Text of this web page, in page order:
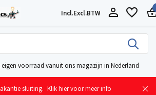
Incl.Excl.BTW
voorraad vanuit ons magazijn in Nederland
sluiting. Klik hier voor meer info